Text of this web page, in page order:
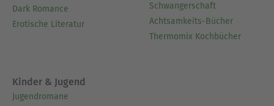
Dark Romance
Erotische Literatur
Schwangerschaft
Achtsamkeits-Bücher
Thermomix Kochbücher
Kinder & Jugend
Jugendromane